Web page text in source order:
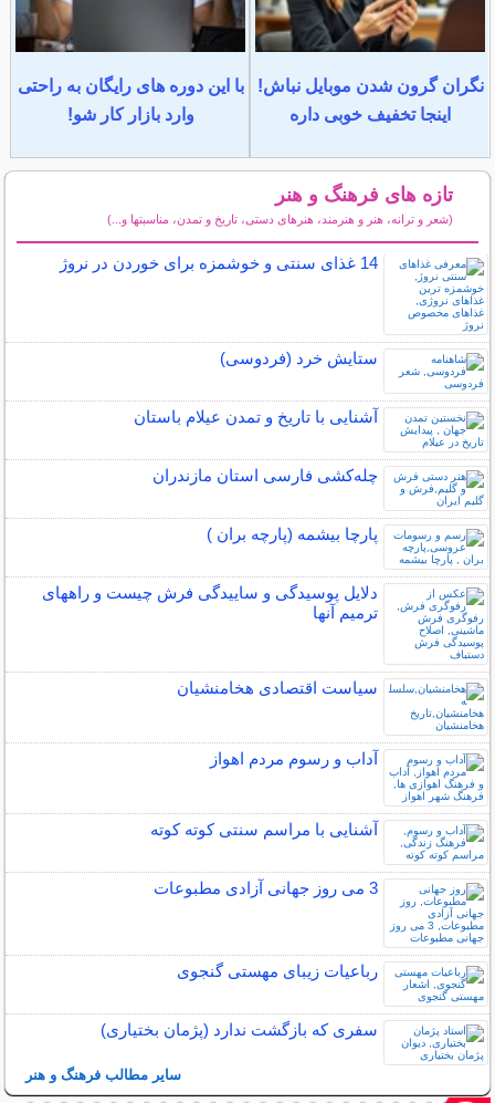
نگران گرون شدن موبایل نباش!
اینجا تخفیف خوبی داره
با این دوره های رایگان به راحتی
وارد بازار کار شو!
تازه های فرهنگ و هنر
(شعر و ترانه، هنر و هنرمند، هنرهای دستی، تاریخ و تمدن، مناسبتها و...)
14 غذای سنتی و خوشمزه برای خوردن در نروژ
ستایش خرد (فردوسی)
آشنایی با تاریخ و تمدن عیلام باستان
چله‌كشی فارسی استان مازندران
پارچا بیشمه (پارچه بران )
دلایل پوسیدگی و ساییدگی فرش چیست و راههای
ترمیم آنها
سیاست اقتصادی هخامنشیان
آداب و رسوم مردم اهواز
آشنایی با مراسم سنتی کوته کوته
3 می روز جهانی آزادی مطبوعات
رباعیات زیبای مهستی گنجوی
سفری که بازگشت ندارد (پژمان بختیاری)
سایر مطالب فرهنگ و هنر